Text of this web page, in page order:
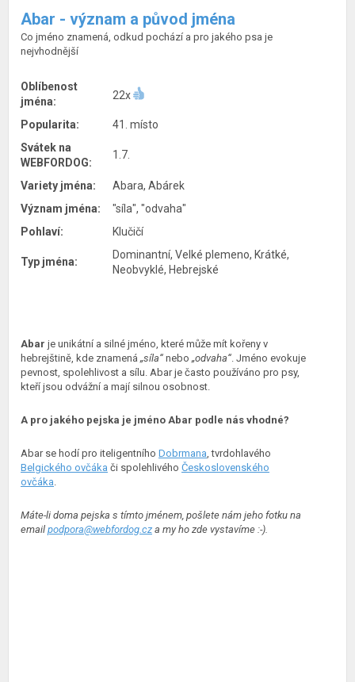
Abar - význam a původ jména
Co jméno znamená, odkud pochází a pro jakého psa je
nejvhodnější
Oblíbenost
jména:
22x
Popularita:
41. místo
Svátek na
WEBFORDOG:
1.7.
Variety jména:
Abara, Abárek
Význam jména:
"síla", "odvaha"
Pohlaví:
Klučičí
Typ jména:
Dominantní, Velké plemeno, Krátké,
Neobvyklé, Hebrejské
Abar je unikátní a silné jméno, které může mít kořeny v
hebrejštině, kde znamená „síla“ nebo „odvaha“. Jméno evokuje
pevnost, spolehlivost a sílu. Abar je často používáno pro psy,
kteří jsou odvážní a mají silnou osobnost.
A pro jakého pejska je jméno Abar podle nás vhodné?
Abar se hodí pro iteligentního Dobrmana, tvrdohlavého
Belgického ovčáka či spolehlivého Československého
ovčáka.
Máte-li doma pejska s tímto jménem, pošlete nám jeho fotku na
email podpora@webfordog.cz a my ho zde vystavíme :-).